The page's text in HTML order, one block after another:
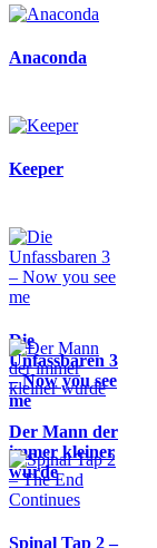
Anaconda
Keeper
Die
Unfassbaren 3
– Now you see
me
Der Mann der
immer kleiner
wurde
Spinal Tap 2 –